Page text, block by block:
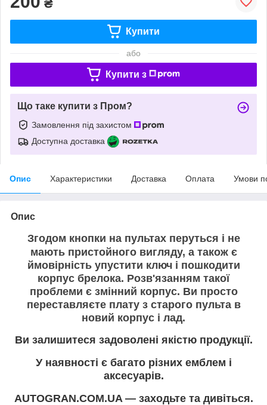
₴
Купити
або
Купити з
Що таке купити з Пром?
Замовлення під захистом
Доступна доставка
Опис Характеристики Доставка Оплата Умови
Опис
Згодом кнопки на пультах перуться і не
мають пристойного вигляду, а також є
ймовірність упустити ключ і пошкодити
корпус брелока. Розв'язанням такої
проблеми є змінний корпус. Ви просто
переставляєте плату з старого пульта в
новий корпус і лад.
Ви залишитеся задоволені якістю продукції.
У наявності є багато різних емблем і
аксесуарів.
AUTOGRAN.COM.UA — заходьте та дивіться.